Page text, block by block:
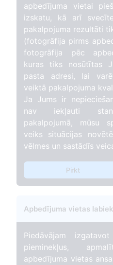
apbedījuma vietai
izskatu, kā arī
pakalpojuma rezultāti
(fotogrāfija pirms
fotogrāfija pēc
kuras tiks nosūtītas
pasta adresi, lai
veiktā pakalpojuma
Ja Jums ir
nav iekļauti
pakalpojumā, mūsu
veiks situācijas
vēlmes un sastādīs
Pirkt
Apbedījuma vietas
Piedāvājam
pieminekļus,
apbedījuma vietas